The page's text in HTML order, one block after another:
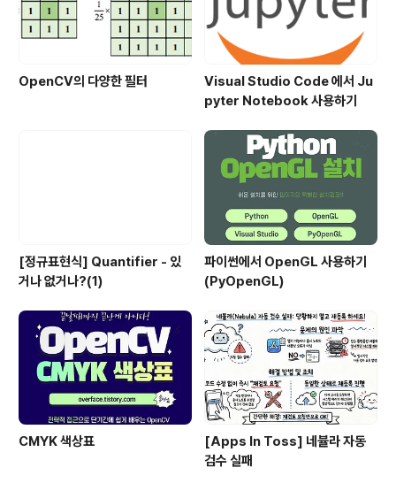
OpenCV의 다양한 필터
Visual Studio Code 에서 Ju
pyter Notebook 사용하기
[정규표현식] Quantifier - 있
거나 없거나?(1)
파이썬에서 OpenGL 사용하기
(PyOpenGL)
CMYK 색상표
[Apps In Toss] 네뷸라 자동
검수 실패